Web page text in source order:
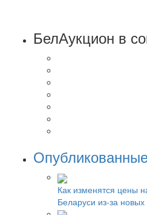
БелАукцион в
Как изменятся цены
Беларуси из-за новых